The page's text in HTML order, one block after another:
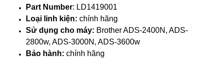
Part Number: LD1419001
Loại linh kiện: chính hãng
Sử dụng cho máy: Brother ADS-2400N, ADS-
2800w, ADS-3000N, ADS-3600w
Bảo hành: chính hãng